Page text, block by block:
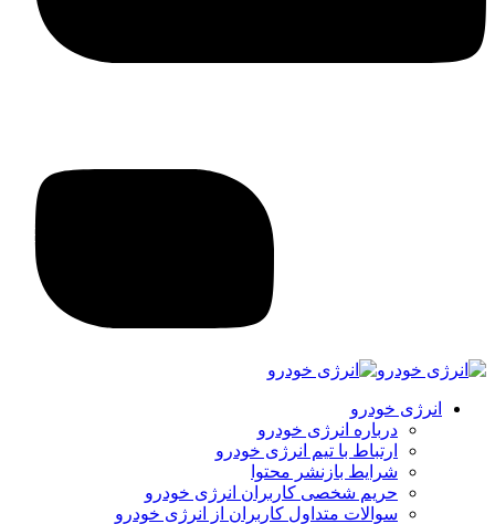
انرژی خودرو
درباره انرژی خودرو
ارتباط با تیم انرژی خودرو
شرایط بازنشر محتوا
حریم شخصی کاربران انرژی خودرو
سوالات متداول کاربران از انرژی خودرو